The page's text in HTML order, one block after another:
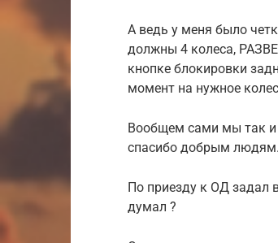
А ведь у меня было
должны 4 колеса,
кнопке блокировки
момент на нужное
Вообщем сами мы так и
спасибо добрым людям.
По приезду к ОД задал
думал ?